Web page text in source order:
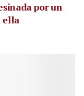
por un
ella